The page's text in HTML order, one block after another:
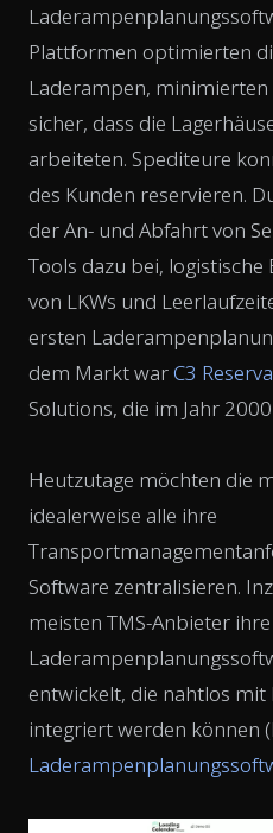
Plattformen optimierten
Laderampen,
sicher, dass die
arbeiteten. Spediteure
des Kunden reservieren.
der An- und Abfahrt von
Tools dazu bei, logistische
von LKWs und
ersten
dem Markt warC3
Solutions, die im Jahr
Heutzutage möchten die
idealerweise alle ihre
Software zentralisieren.
meisten TMS-Anbieter
entwickelt, die nahtlos mit
integriert werden können